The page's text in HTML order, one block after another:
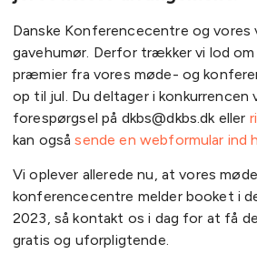
Danske Konferencecentre og vores
gavehumør. Derfor trækker vi lod
præmier fra vores møde- og
op til jul. Du deltager i konkurrencen
forespørgsel på dkbs@dkbs.dk eller
kan ogsåsende en webformular ind
Vi oplever allerede nu, at vores
konferencecentre melder booket i
2023, så kontakt os i dag for at få
gratis og uforpligtende.